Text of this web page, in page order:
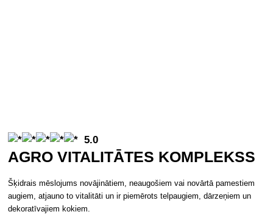
5.0
AGRO VITALITĀTES KOMPLEKSS
Šķidrais mēslojums novājinātiem, neaugošiem vai novārtā pamestiem
augiem, atjauno to vitalitāti un ir piemērots telpaugiem, dārzeņiem un
dekoratīvajiem kokiem.